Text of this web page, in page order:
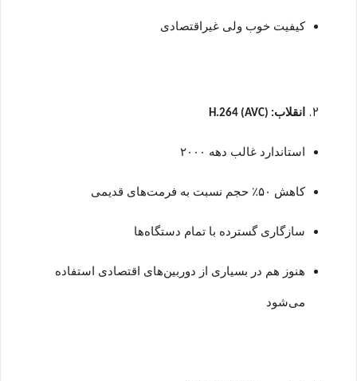
کیفیت خوب ولی غیراقتصادی
انقلاب: H.264 (AVC)
استاندارد غالب دهه ۲۰۰۰
کاهش ۵۰٪ حجم نسبت به فرمت‌های قدیمی
سازگاری گسترده با تمام دستگاه‌ها
هنوز هم در بسیاری از دوربین‌های اقتصادی استفاده
می‌شود